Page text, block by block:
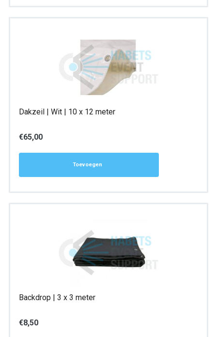
Dakzeil | Wit | 10 x 12 meter
€65,00
Toevoegen
Backdrop | 3 x 3 meter
€8,50